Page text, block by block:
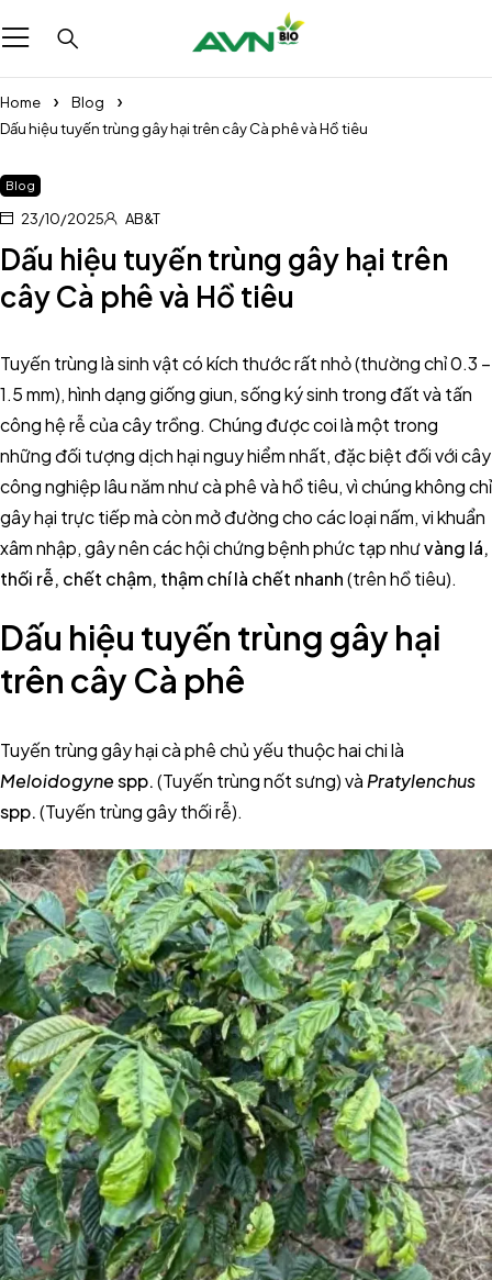
Home
Blog
Dấu hiệu tuyến trùng gây hại trên cây Cà phê và Hồ tiêu
Blog
23/10/2025 AB&T
Dấu hiệu tuyến trùng gây hại trên
cây Cà phê và Hồ tiêu
Tuyến trùng là sinh vật có kích thước rất nhỏ (thường chỉ 0.3 –
1.5 mm), hình dạng giống giun, sống ký sinh trong đất và tấn
công hệ rễ của cây trồng. Chúng được coi là một trong
những đối tượng dịch hại nguy hiểm nhất, đặc biệt đối với cây
công nghiệp lâu năm như cà phê và hồ tiêu, vì chúng không chỉ
gây hại trực tiếp mà còn mở đường cho các loại nấm, vi khuẩn
xâm nhập, gây nên các hội chứng bệnh phức tạp nhưvàng lá,
thối rễ, chết chậm, thậm chí là chết nhanh(trên hồ tiêu).
Dấu hiệu tuyến trùng gây hại
trên cây Cà phê
Tuyến trùng gây hại cà phê chủ yếu thuộc hai chi là
Meloidogynespp.(Tuyến trùng nốt sưng) và Pratylenchus
spp.(Tuyến trùng gây thối rễ).